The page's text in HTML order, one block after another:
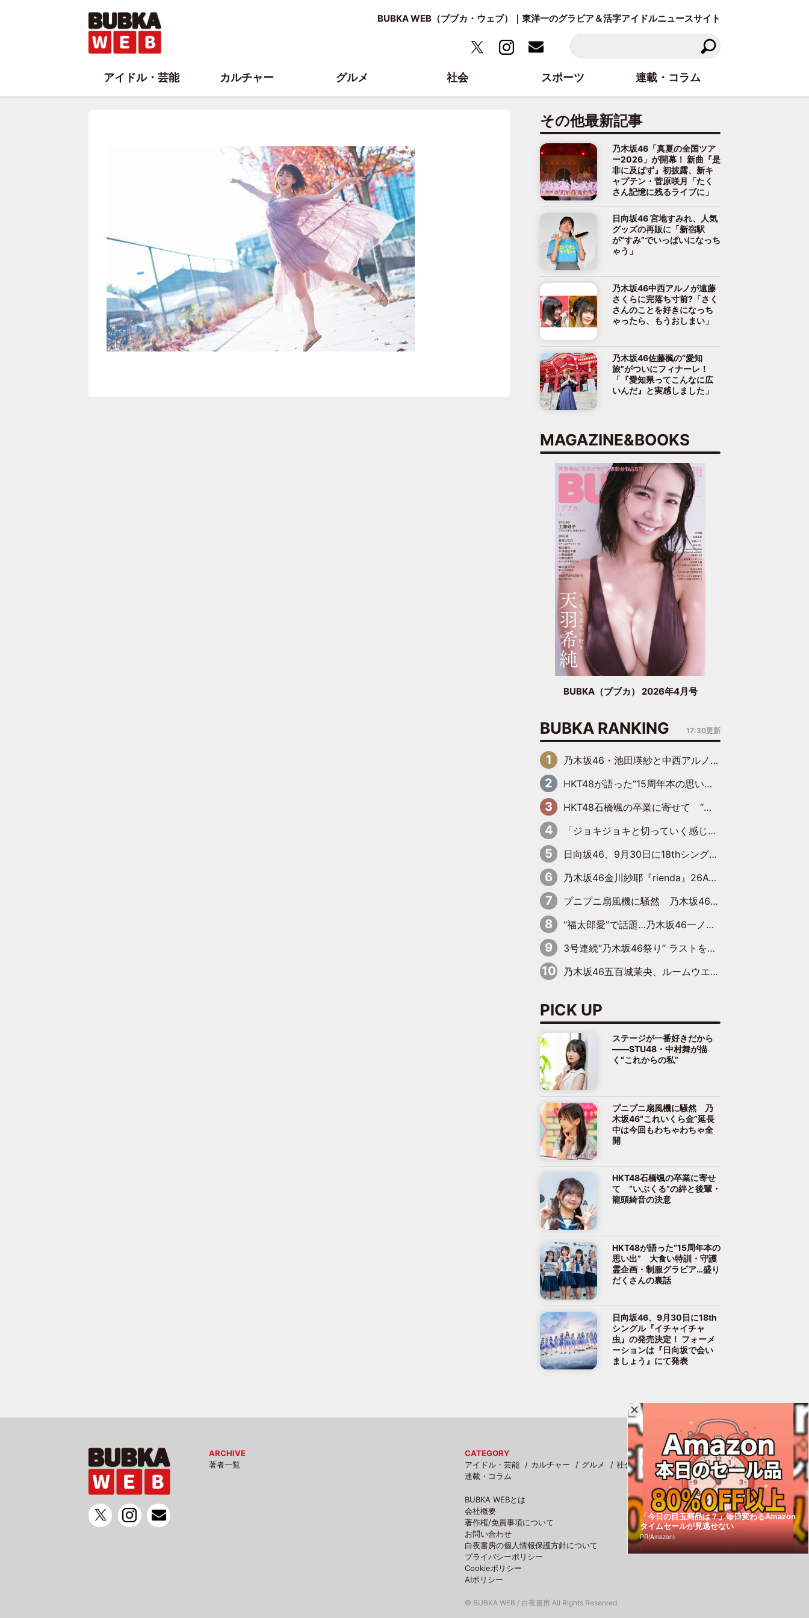
BUBKA WEB（ブブカ・ウェブ）｜東洋一のグラビア＆活字アイドルニュースサイト
その他最新記事
乃木坂46「真夏の全国ツア
ー2026」が開幕！ 新曲『是
非に及ばず』初披露、新キ
ャプテン・菅原咲月「たく
さん記憶に残るライブに」
日向坂46 宮地すみれ、人気
グッズの再販に「新宿駅
が“すみ”でいっぱいになっち
ゃう」
乃木坂46中西アルノが遠藤
さくらに完落ち寸前?「さく
さんのことを好きになっち
ゃったら、もうおしまい」
乃木坂46佐藤楓の“愛知
旅”がついにフィナーレ！
「『愛知県ってこんなに広
いんだ』と実感しました」
MAGAZINE&BOOKS
BUBKA（ブブカ） 2026年4月号
BUBKA RANKING 17:30更新
乃木坂46・池田瑛紗と中西アルノが「真冬のかき氷」騒動で火花散らす！ 因縁の裏にあるのは、逆境をともに“凌”ぐ似た者同士の絆
HKT48が語った“15周年本の思い出” 大食い特訓・守護霊企画・制服グラビア…盛りだくさんの裏話
HKT48石橋颯の卒業に寄せて “いぶくる”の絆と後輩・龍頭綺音の決意
「ジョキジョキと切っていく感じ」STU48中村舞、新しい挑戦は自らの手で
日向坂46、9月30日に18thシングル『イチャイチャ虫』の発売決定！ フォーメーションは『日向坂で会いましょう』にて発表
乃木坂46金川紗耶『rienda』26AW LOOKモデルに就任
プニプニ扇風機に騒然 乃木坂46“これいくら金”延長中は今回もわちゃわちゃ全開
“福太郎愛”で話題…乃木坂46一ノ瀬美空、地元福岡『めんべい25周年トップサポーター』に就任
3号連続“乃木坂46祭り” ラストを飾るのは賀喜遥香…5年ぶりの登場に「5年分大人になった私を見ていただけたら」
乃木坂46五百城茉央、ルームウエアでリラックス「今回のグラビアを見て成長を感じていただけるとうれしい」
PICK UP
ステージが一番好きだから
――STU48・中村舞が描
く“これからの私”
プニプニ扇風機に騒然 乃
木坂46“これいくら金”延長
中は今回もわちゃわちゃ全
開
HKT48石橋颯の卒業に寄せ
て “いぶくる”の絆と後輩・
龍頭綺音の決意
HKT48が語った“15周年本の
思い出” 大食い特訓・守護
霊企画・制服グラビア…盛り
だくさんの裏話
日向坂46、9月30日に18th
シングル『イチャイチャ
虫』の発売決定！ フォーメ
ーションは『日向坂で会い
ましょう』にて発表
ARCHIVE
著者一覧
CATEGORY
アイドル・芸能
カルチャー グルメ 社会
スポーツ
連載・コラム
BUBKA WEBとは
会社概要
著作権/免責事項について
お問い合わせ
白夜書房の個人情報保護方針について
プライバシーポリシー
Cookieポリシー
AIポリシー
© BUBKA WEB / 白夜書房 All Rights Reserved.
アイドル・芸能 カルチャー グルメ 社会 スポーツ 連載・コラム
「今日の目玉商品は？」毎日変わるAmazon
タイムセールが見逃せない
PR(Amazon)